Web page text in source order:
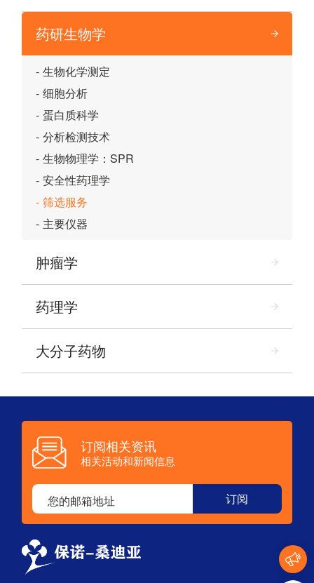
药研生物学
生物化学测定
细胞分析
蛋白质科学
分析检测技术
生物物理学：SPR
安全性药理学
筛选服务
主要仪器
肿瘤学
药理学
大分子药物
订阅相关资讯
相关活动和新闻信息